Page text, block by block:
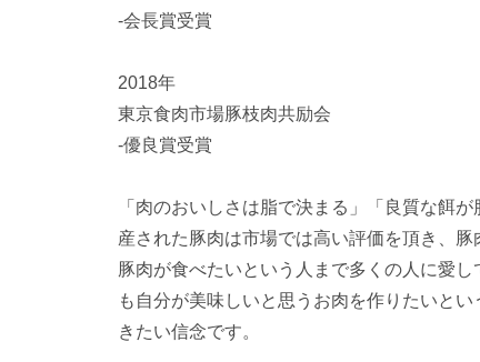
-会長賞受賞
2018年
東京食肉市場豚枝肉共励会
-優良賞受賞
「肉のおいしさは脂で決まる」「良質な餌
産された豚肉は市場では高い評価を頂き、
豚肉が食べたいという人まで多くの人に愛
も自分が美味しいと思うお肉を作りたいと
きたい信念です。